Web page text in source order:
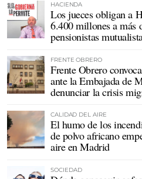
HACIENDA
Los jueces obligan a
6.400 millones a más
pensionistas
FRENTE OBRERO
Frente Obrero
ante la Embajada de
denunciar la crisis
CALIDAD DEL AIRE
El humo de los
de polvo africano
aire en Madrid
SOCIEDAD